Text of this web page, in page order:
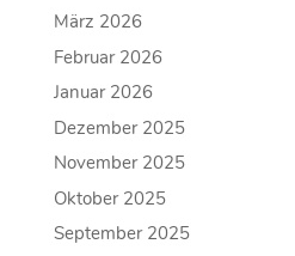
März 2026
Februar 2026
Januar 2026
Dezember 2025
November 2025
Oktober 2025
September 2025